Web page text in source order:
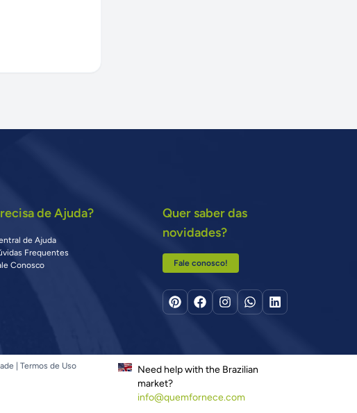
de Ajuda?
de Ajuda
Frequentes
Conosco
Quer saber das
novidades?
Fale conosco!
Termos de Uso
Need help with the Brazilian
market?
info@quemfornece.com